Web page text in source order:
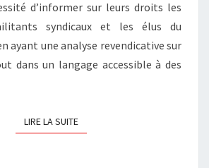
d’informer sur leurs droits les
syndicaux et les élus du
ayant une analyse revendicative sur
dans un langage accessible à des
LIRE LA SUITELIRE LA SUITE